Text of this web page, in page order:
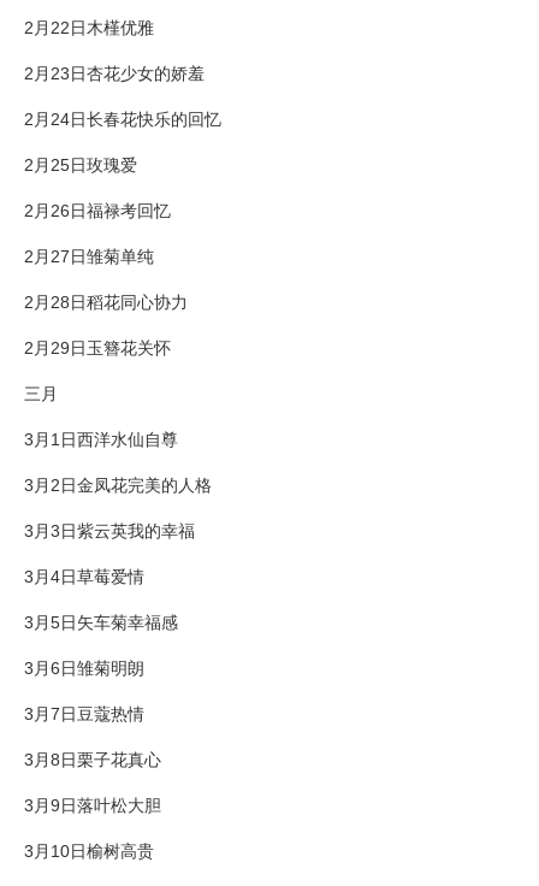
2月22日木槿优雅
2月23日杏花少女的娇羞
2月24日长春花快乐的回忆
2月25日玫瑰爱
2月26日福禄考回忆
2月27日雏菊单纯
2月28日稻花同心协力
2月29日玉簪花关怀
三月
3月1日西洋水仙自尊
3月2日金凤花完美的人格
3月3日紫云英我的幸福
3月4日草莓爱情
3月5日矢车菊幸福感
3月6日雏菊明朗
3月7日豆蔻热情
3月8日栗子花真心
3月9日落叶松大胆
3月10日榆树高贵